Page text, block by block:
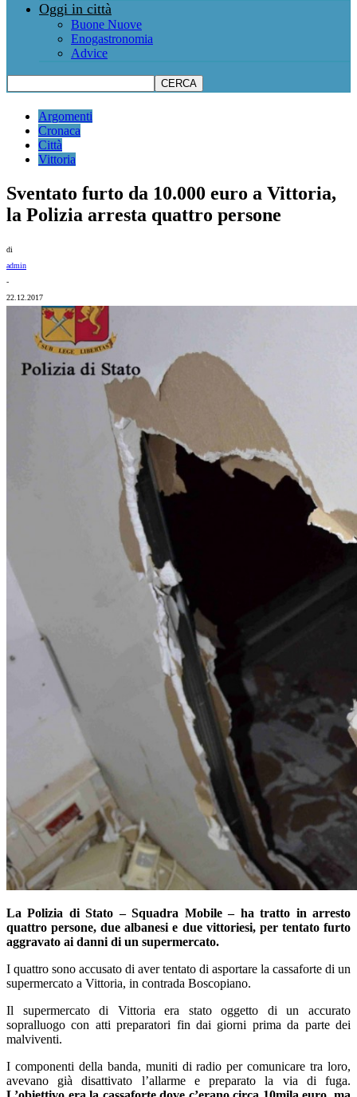
Oggi in città
Buone Nuove
Enogastronomia
Advice
Argomenti
Cronaca
Città
Vittoria
Sventato furto da 10.000 euro a Vittoria,
la Polizia arresta quattro persone
di
admin
-
22.12.2017
La Polizia di Stato – Squadra Mobile – ha tratto in arresto
quattro persone, due albanesi e due vittoriesi, per tentato furto
aggravato ai danni di un supermercato.
I quattro sono accusato di aver tentato di asportare la cassaforte di un
supermercato a Vittoria, in contrada Boscopiano.
Il supermercato di Vittoria era stato oggetto di un accurato
sopralluogo con atti preparatori fin dai giorni prima da parte dei
malviventi.
I componenti della banda, muniti di radio per comunicare tra loro,
avevano già disattivato l’allarme e preparato la via di fuga.